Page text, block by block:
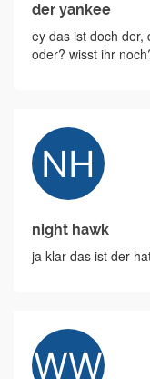
der yankee
ey das ist doch
oder? wisst ihr
night hawk
ja klar das ist der